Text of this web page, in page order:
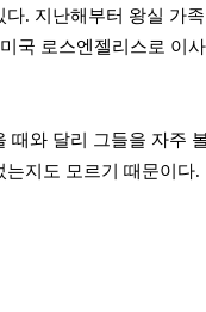
. 지난해부터 왕실 가
국 로스엔젤리스로 이
때와 달리 그들을 자주
지도 모르기 때문이다.